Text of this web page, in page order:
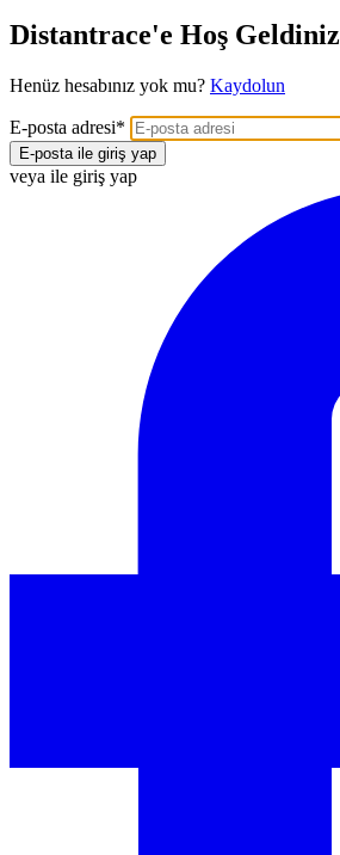
Distantrace'e Hoş Geldiniz
Henüz hesabınız yok mu? Kaydolun
E-posta adresi*
E-posta ile giriş yap
veya ile giriş yap